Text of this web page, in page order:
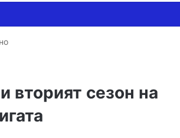
вторият сезон на